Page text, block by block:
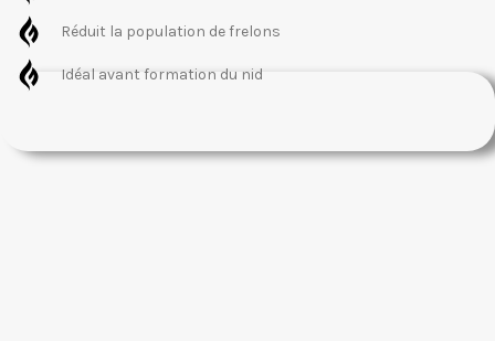
Réduit la population de frelons
Idéal avant formation du nid